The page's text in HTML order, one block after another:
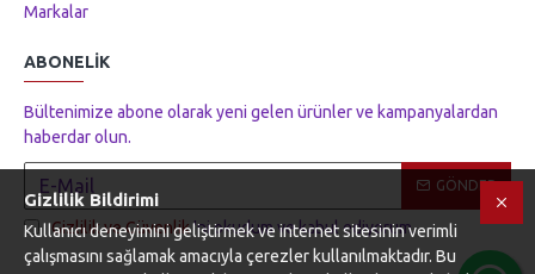
Markalar
ABONELIK
Bültenimize abone olarak yeni gelen ürünler ve kampanyalardan
haberdar olun.
GÖNDER
Gizlilik ve Güvenlik'ni okudum ve kabul ediyorum.
Gizlilik Bildirimi
Kullanıcı deneyimini geliştirmek ve internet sitesinin verimli
çalışmasını sağlamak amacıyla çerezler kullanılmaktadır. Bu